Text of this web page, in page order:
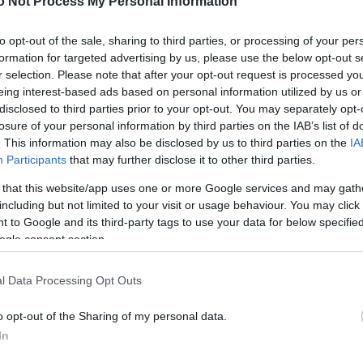
opt-out of the sale, sharing to third parties, or processing of your
for targeted advertising by us, please use the below opt-out
selection. Please note that after your opt-out request is processed
interest-based ads based on personal information utilized by us
to third parties prior to your opt-out. You may separately
of your personal information by third parties on the IAB’s list of
This information may also be disclosed by us to third parties on the
Participants that may further disclose it to other third parties.
that this website/app uses one or more Google services and may
but not limited to your visit or usage behaviour. You may
to Google and its third-party tags to use your data for below
consent section.
Data Processing Opt Outs
opt-out of the Sharing of my personal data.
elsősorban európai uniós kérdésekről.
külön kétoldalú megbeszélést is folytat Sarkozyvel.
és az uniós elnöki tisztséget utánuk
a közelmúltban Prágában közös másféléves
alá. A program részleteit azután hozzák
hogy azt az EU külügyminiszterei jóváhagyják.
további fontos témáit az energetikai
balkáni fejlemények és a Visegrádi Alap
- tájékoztatták az MTI tudósítóját a cseh
átadja Lengyelországnak a Visegrádi
amelyet Varsó 2009 első felének végéig tölt
a találkozón megvonja a cseh elnökség
felvázolja a lengyel elnökség prioritásait.
uniós elnökség legfőbb célkitűzéseiről.
elnök prágai látogatásának elsődleges célja a
viszonyról szóló megállapodás megkötése
Európai Unió július 1-jén kezdődő soros francia
12:56
a
Nem is
Tanár Úr
AZ